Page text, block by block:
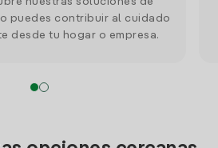
puedes contribuir al cuidado
desde tu hogar o empresa.